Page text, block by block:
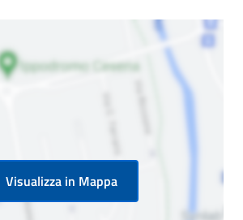
Visualizza in Mappa